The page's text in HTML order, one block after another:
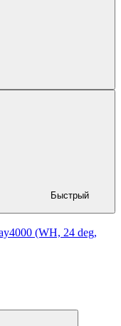
Быстрый
(WH, 24 deg,